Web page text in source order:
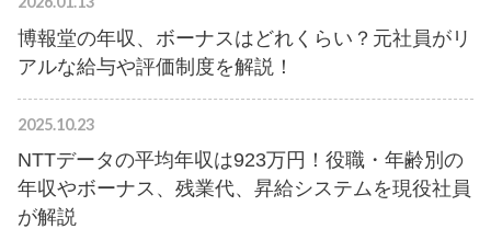
博報堂の年収、ボーナスはどれくらい？元社員がリ
アルな給与や評価制度を解説！
2025.10.23
NTTデータの平均年収は923万円！役職・年齢別の
年収やボーナス、残業代、昇給システムを現役社員
が解説